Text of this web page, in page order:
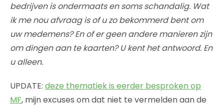
bedrijven is ondermaats en soms schandalig. Wat
ik me nou afvraag is of u zo bekommerd bent om
uw medemens? En of er geen andere manieren zijn
om dingen aan te kaarten? U kent het antwoord. En
u alleen.
UPDATE: deze thematiek is eerder besproken op
MF, mijn excuses om dat niet te vermelden aan de